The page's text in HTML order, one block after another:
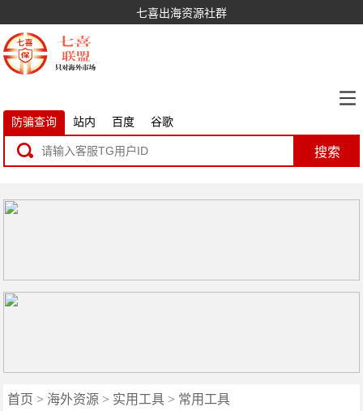
七喜出海资源社群
防骗查询 站内 百度 谷歌
搜索
首页 > 海外资源 > 实用工具 > 常用工具